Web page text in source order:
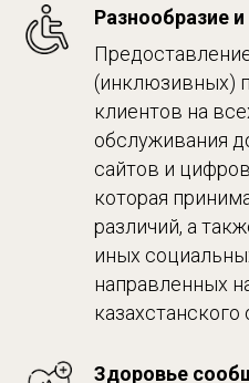
Разнообразие
(инклюзивных)
клиентов на
обслуживания
сайтов и
которая
различий, а
иных
направленных
казахстанского
Здоровье